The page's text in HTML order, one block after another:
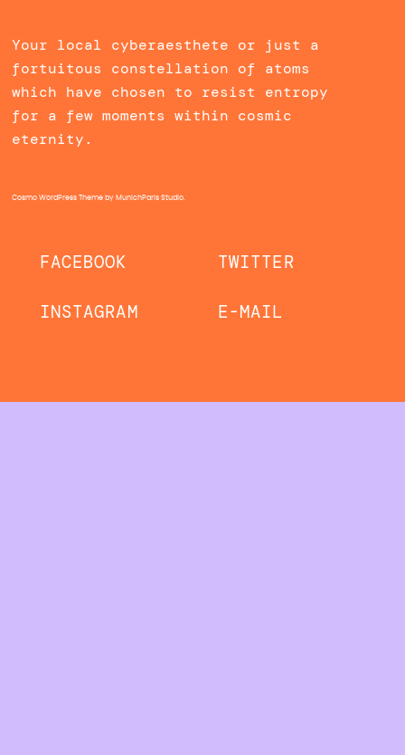
Your local cyberaesthete or just a
fortuitous constellation of atoms
which have chosen to resist entropy
for a few moments within cosmic
eternity.
Cosmo WordPress Themeby MunichParis Studio.
FACEBOOK TWITTER
INSTAGRAM E-MAIL